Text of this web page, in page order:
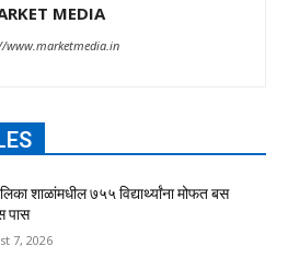
MEDIA
www.marketmedia.in
शाळांमधील ७५५ विद्यार्थ्यांना मोफत बस
पास
7, 2026